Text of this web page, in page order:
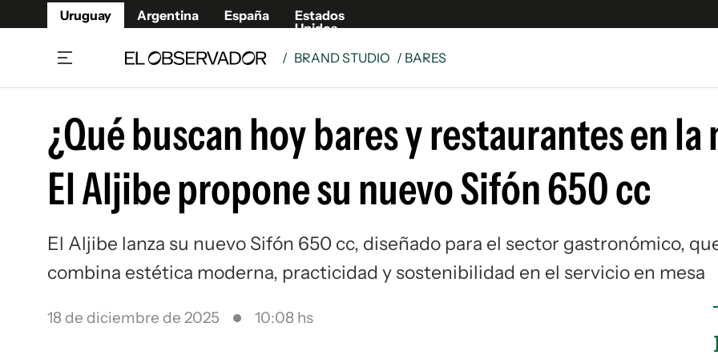
Uruguay Argentina España
Estados
Unidos
Member
Beneficios Member
Referí
Nacional
Economía y Empresas
Agro
Mundo
Opinión
Fúnebres
Ediciones especiales
Newsletters
Argentina
Estados Unidos
Ahora en:
Montevideo
Lluvia Ligera
Mín
Máx 11°
/ BRAND STUDIO / BARES
¿Qué buscan hoy bares y restaurantes en la
El Aljibe propone su nuevo Sifón 650 cc
El Aljibe lanza su nuevo Sifón 650 cc, diseñado para el sector gastronómico,
combina estética moderna, practicidad y sostenibilidad en el servicio en mesa
18 de diciembre de 2025 10:08 hs